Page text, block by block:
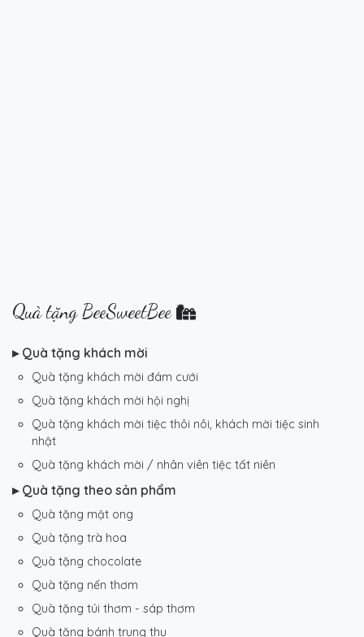
Quà tặng BeeSweetBee
▸ Quà tặng khách mời
Quà tặng khách mời đám cưới
Quà tặng khách mời hội nghị
Quà tặng khách mời tiệc thôi nôi, khách mời tiệc sinh
nhật
Quà tặng khách mời / nhân viên tiệc tất niên
▸ Quà tặng theo sản phẩm
Quà tặng mật ong
Quà tặng trà hoa
Quà tặng chocolate
Quà tặng nến thơm
Quà tặng túi thơm - sáp thơm
Quà tặng bánh trung thu